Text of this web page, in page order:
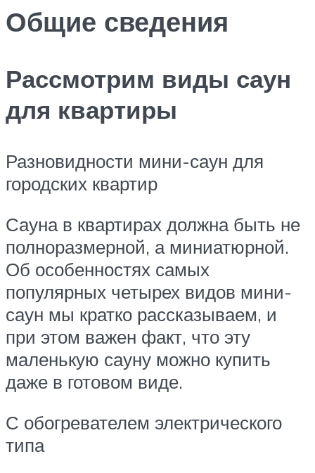
Общие сведения
Рассмотрим виды саун
для квартиры
Разновидности мини-саун для
городских квартир
Сауна в квартирах должна быть не
полноразмерной, а миниатюрной.
Об особенностях самых
популярных четырех видов мини-
саун мы кратко рассказываем, и
при этом важен факт, что эту
маленькую сауну можно купить
даже в готовом виде.
С обогревателем электрического
типа